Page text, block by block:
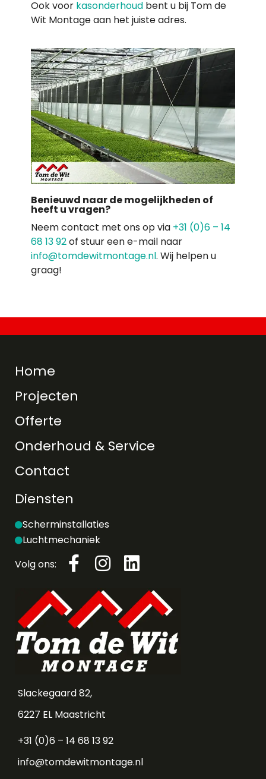
Ook voor kasonderhoud bent u bij Tom de
Wit Montage aan het juiste adres.
Benieuwd naar de mogelijkheden of
heeft u vragen?
Neem contact met ons op via +31 (0)6 – 14
68 13 92of stuur een e-mail naar
info@tomdewitmontage.nl. Wij helpen u
graag!
Home
Projecten
Offerte
Onderhoud & Service
Contact
Diensten
Scherminstallaties
Luchtmechaniek
Volg ons:
Slackegaard 82,
6227 EL Maastricht
+31 (0)6 – 14 68 13 92
info@tomdewitmontage.nl